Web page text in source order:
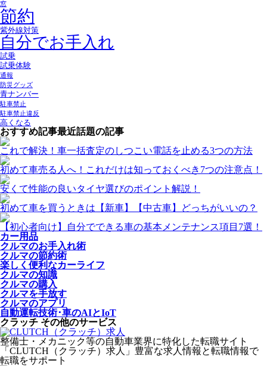
窓
節約
紫外線対策
自分でお手入れ
試乗
試乗体験
通報
防災グッズ
青ナンバー
駐車禁止
駐車禁止違反
高くなる
おすすめ記事最近話題の記事
これで解決！車一括査定のしつこい電話を止める3つの方法
初めて車売る人へ！これだけは知っておくべき7つの注意点！
安くて性能の良いタイヤ選びのポイント解説！
初めて車を買うときは【新車】【中古車】どっちがいいの？
【初心者向け】自分でできる車の基本メンテナンス項目7選！
カー用品
クルマのお手入れ術
クルマの節約術
楽しく便利なカーライフ
クルマの知識
クルマの購入
クルマを手放す
クルマのアプリ
自動運転技術･車のAIとIoT
クラッチ その他のサービス
整備士・メカニック等の自動車業界に特化した転職サイト
「CLUTCH（クラッチ）求人」豊富な求人情報と転職情報で
転職をサポート